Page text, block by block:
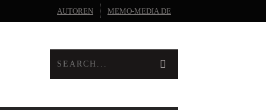
AUTOREN MEMO-MEDIA.DE